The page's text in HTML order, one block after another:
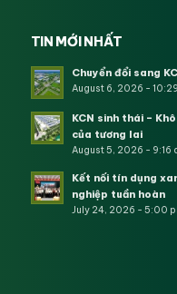
TIN MỚI NHẤT
Chuyển đổi sang
August 6, 2026 -
KCN sinh thái –
của tương lai
August 5, 2026 - 9:16
Kết nối tín dụng
nghiệp tuần hoàn
July 24, 2026 - 5:00